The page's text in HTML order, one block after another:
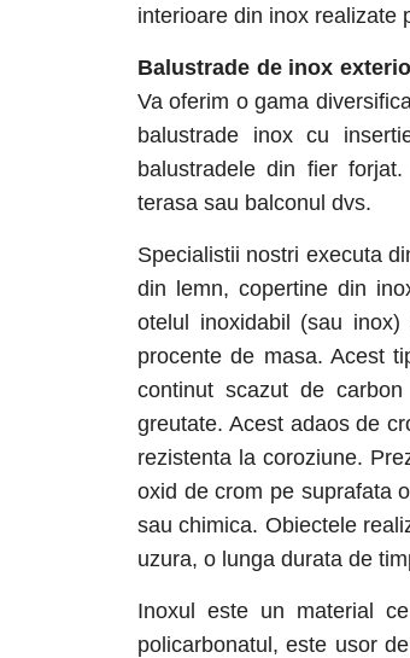
interioare din inox realizate
Balustrade de inox
Va oferim o gama
balustrade inox cu
balustradele din fier
terasa sau balconul dvs.
Specialistii nostri executa
din lemn, copertine din
otelul inoxidabil (sau
procente de masa. Acest
continut scazut de
greutate. Acest adaos de
rezistenta la coroziune.
oxid de crom pe suprafata
sau chimica. Obiectele
uzura, o lunga durata de
Inoxul este un material
policarbonatul, este usor